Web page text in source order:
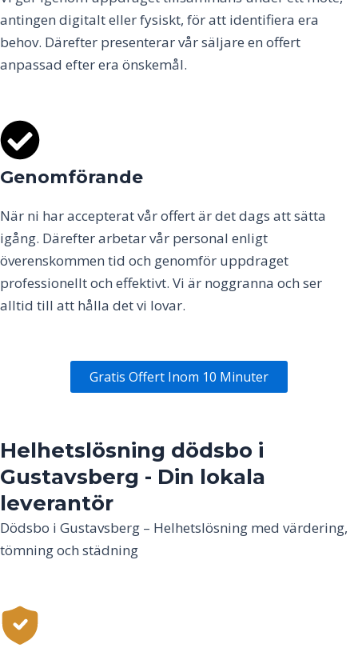
antingen digitalt eller fysiskt, för att identifiera era
behov. Därefter presenterar vår säljare en offert
anpassad efter era önskemål.
Genomförande
När ni har accepterat vår offert är det dags att sätta
igång. Därefter arbetar vår personal enligt
överenskommen tid och genomför uppdraget
professionellt och effektivt. Vi är noggranna och ser
alltid till att hålla det vi lovar.
Gratis Offert Inom 10 Minuter
Helhetslösning dödsbo i
Gustavsberg - Din lokala
leverantör
Dödsbo i Gustavsberg – Helhetslösning med värdering,
tömning och städning